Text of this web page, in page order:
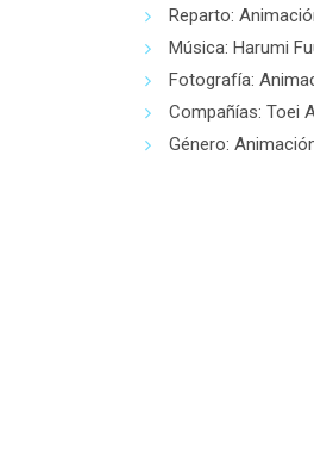
Reparto:
Música: Harumi
Fotografía:
Compañías: Toei
Género: